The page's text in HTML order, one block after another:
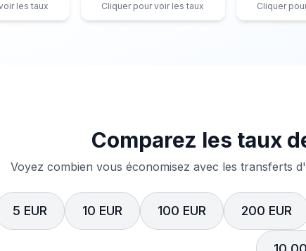
les taux Cliquer pour voir les taux Cliquer
Comparez les taux
Voyez combien vous économisez avec les transferts
5 EUR 10 EUR 100 EUR 200 EUR